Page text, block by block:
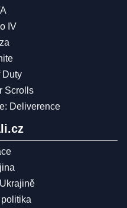
IV
Duty
Scrolls
Deliverence